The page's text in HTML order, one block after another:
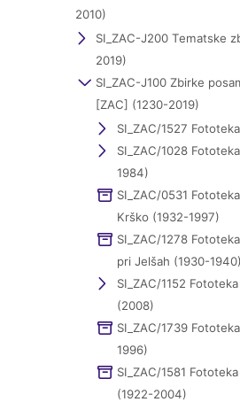
2010)
SI_ZAC-J200 Tematske
2019)
SI_ZAC-J100 Zbirke
[ZAC] (1230-2019)
SI_ZAC/1527
SI_ZAC/1028
1984)
SI_ZAC/0531
Krško (1932-1997)
SI_ZAC/1278
pri Jelšah (1930-1940)
SI_ZAC/1152
(2008)
SI_ZAC/1739
1996)
SI_ZAC/1581
(1922-2004)